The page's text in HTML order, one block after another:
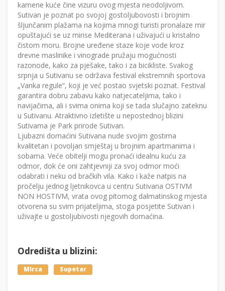
kamene kuće čine vizuru ovog mjesta neodoljivom.
Sutivan je poznat po svojoj gostoljubovosti i brojnim
šljunčanim plažama na kojima mnogi turisti pronalaze mir
opuštajući se uz mirise Mediterana i uživajući u kristalno
čistom moru. Brojne uređene staze koje vode kroz
drevne maslinike i vinograde pružaju mogućnosti
razonode, kako za pješake, tako i za bicikliste. Svakog
srpnja u Sutivanu se održava festival ekstremnih sportova
„Vanka regule“, koji je već postao svjetski poznat. Festival
garantira dobru zabavu kako natjecateljima, tako i
navijačima, ali i svima onima koji se tada slučajno zateknu
u Sutivanu. Atraktivno izletište u nepostednoj blizini
Sutivama je Park prirode Sutivan.
Ljubazni domaćini Sutivana nude svojim gostima
kvalitetan i povoljan smještaj u brojnim apartmanima i
sobama. Veće obitelji mogu pronaći idealnu kuću za
odmor, dok će oni zahtjevniji za svoj odmor moći
odabrati i neku od bračkih vila. Kako i kaže natpis na
pročelju jednog ljetnikovca u centru Sutivana OSTIVM
NON HOSTIVM, vrata ovog pitomog dalmatinskog mjesta
otvorena su svim prijateljima, stoga posjetite Sutivan i
uživajte u gostoljubivosti njegovih domaćina.
Odredišta u blizini:
Mirca Supetar